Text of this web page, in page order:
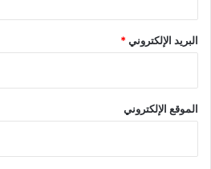
البريد الإلكتروني*
الموقع الإلكتروني